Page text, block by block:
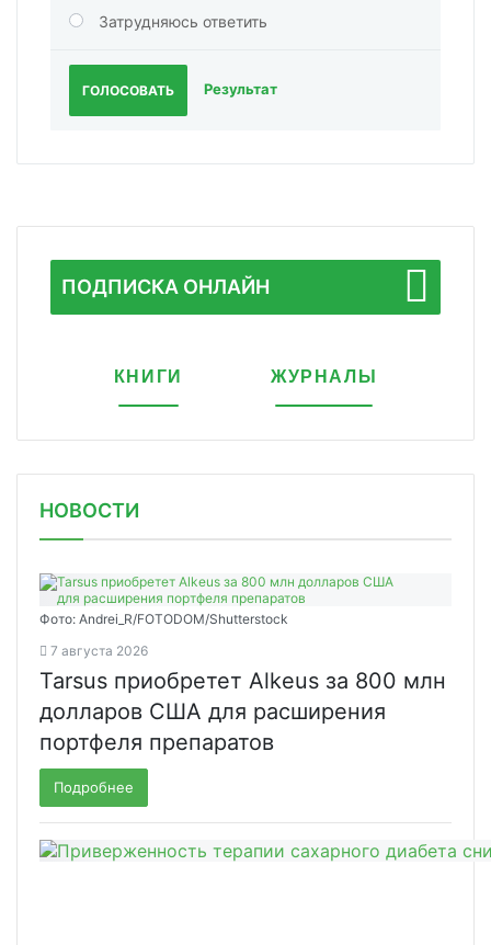
Затрудняюсь ответить
ГОЛОСОВАТЬ Результат
ПОДПИСКА ОНЛАЙН
КНИГИ ЖУРНАЛЫ
НОВОСТИ
Фото: Andrei_R/FOTODOM/Shutterstock
7 августа 2026
Tarsus приобретет Alkeus за 800 млн
долларов США для расширения
портфеля препаратов
Подробнее